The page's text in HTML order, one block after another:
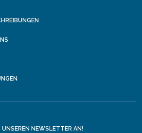
UNSEREN NEWSLETTER AN!